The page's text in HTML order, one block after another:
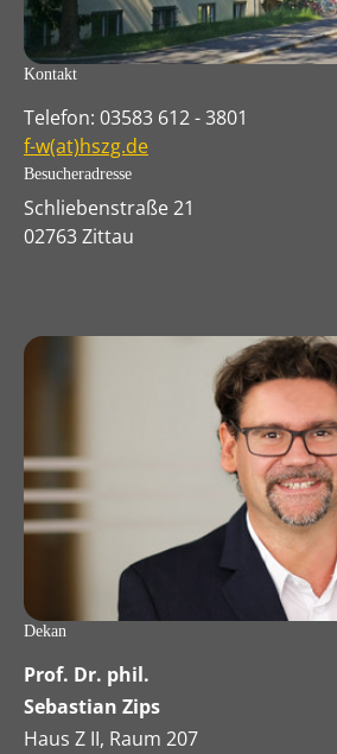
Kontakt
Telefon: 03583 612 - 3801
f-w(at)hszg.de
Besucheradresse
Schliebenstraße 21
02763 Zittau
Dekan
Prof. Dr. phil.
Sebastian Zips
Haus Z II, Raum 207